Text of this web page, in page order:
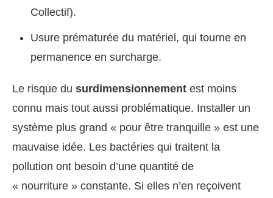
Collectif).
Usure prématurée du matériel, qui tourne en
permanence en surcharge.
Le risque du surdimensionnement est moins
connu mais tout aussi problématique. Installer un
système plus grand « pour être tranquille » est une
mauvaise idée. Les bactéries qui traitent la
pollution ont besoin d’une quantité de
« nourriture » constante. Si elles n’en reçoivent